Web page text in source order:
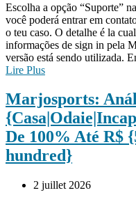
Escolha a opção “Suporte”
você poderá entrar em
o teu caso. O detalhe é la
informações de sign in pela
versão está sendo utilizada.
Lire Plus
Marjosports:
De 100% Até R$
hundred}
2 juillet 2026